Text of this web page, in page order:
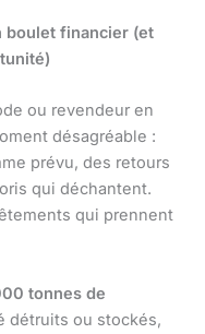
boulet financier (et
ou revendeur en
désagréable :
prévu, des retours
qui déchantent.
qui prennent
tonnes de
détruits ou stockés,